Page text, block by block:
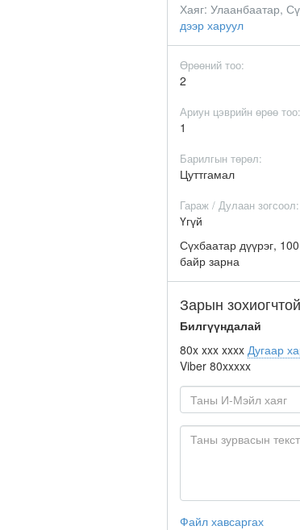
Хаяг: Улаанбаатар,
дээр харуул
Өрөөний тоо:
2
Ариун цэврийн өрөө тоо:
1
Барилгын төрөл:
Цуттгамал
Гараж / Дулаан зогсоол:
Үгүй
Сүхбаатар дүүрэг,
байр зарна
Зарын
Билгүүндалай
80x xxx xxxx Дугаар
Viber 80xxxxx
Файл хавсаргах